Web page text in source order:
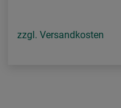
zzgl. Versandkosten